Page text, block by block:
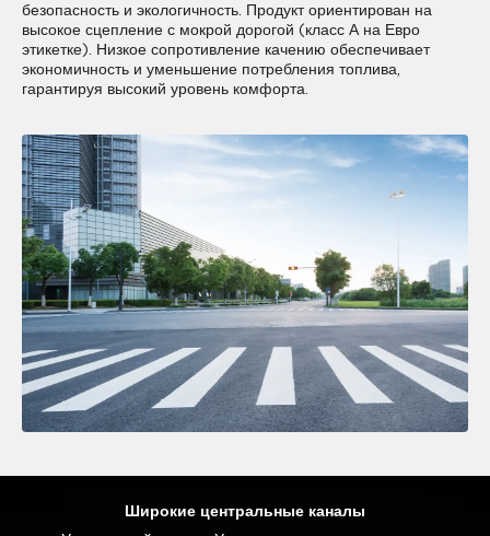
безопасность и экологичность. Продукт ориентирован на
высокое сцепление с мокрой дорогой (класс А на Евро
этикетке). Низкое сопротивление качению обеспечивает
экономичность и уменьшение потребления топлива,
гарантируя высокий уровень комфорта.
Широкие центральные каналы